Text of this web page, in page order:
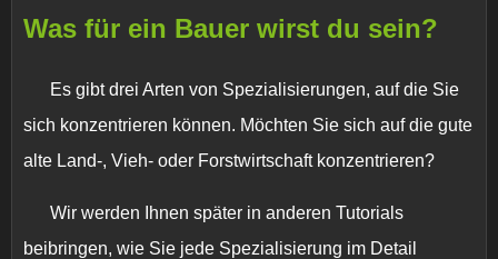
Was für ein Bauer wirst du sein?
Es gibt drei Arten von Spezialisierungen, auf die Sie
sich konzentrieren können. Möchten Sie sich auf die gute
alte Land-, Vieh- oder Forstwirtschaft konzentrieren?
Wir werden Ihnen später in anderen Tutorials
beibringen, wie Sie jede Spezialisierung im Detail